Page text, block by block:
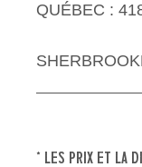
QUÉBEC :
* les prix et la